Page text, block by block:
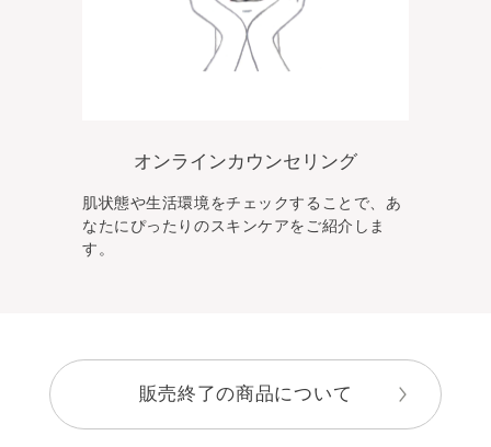
オンラインカウンセリング
肌状態や生活環境をチェックすることで、あ
なたにぴったりのスキンケアをご紹介しま
す。
販売終了の商品について